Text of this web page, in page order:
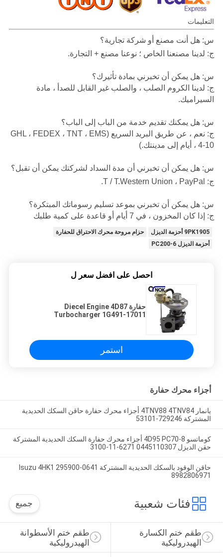
التعليمات
س: هل أنت مصنع أو شركة تجارية؟
ج: لدينا مصنعنا الخاص ؛ نوعنا مصنع + التجارة.
س: هل يمكن أن تخبرني بمادة تأثيرك؟
ج: لدينا الكروم الصلب ، والصلب غير القابل للصدأ ، مادة
السيراميك.
س: هل يمكنك تقديم خدمة من الباب إلى الباب؟
ج: نعم ، عن طريق البريد السريع (GHL ، FEDEX ، TNT ، EMS
، 4-10 أيام إلى مدينتك.)
س: هل يمكن أن تخبرني أن مدة السداد لشركتك يمكن أن تقبل؟
ج: T / T.Western Union ، PayPal.
س: هل يمكن أن تخبرني بموعد تسليم رسوماتك المبتكرة؟
ج: إذا كان المخزون ، في 7 أيام أو قاعدة على كمية طلبك
9PK1905 أحزمة الديزل
حزام مروحة محرك الاحتراق للحفارة
أحزمة الديزل PC200-6
احصل على افضل سعر ل
حفارة Diecel Engine 4D87
Turbocharger 1G491-17011
استمر
أجزاء محرك حفارة
يانمار 4TNV88 4TNV84 أجزاء محرك حفارة حاقن السكك الحديدية
المشتركة 729246-53101
كوماتسو 4D95 PC70-8 أجزاء محرك حفارة السكك الحديدية المشتركة
حقن الديزل 0445110307 6271-11-3100
حاقن الوقود بالسكك الحديدية المشتركة Isuzu 4HK1 295900-0641
8982806971
فئات شعبية جميع
طقم ختم الأسطوانة
الهيدروليكية
طقم ختم الكسارة
الهيدروليكية